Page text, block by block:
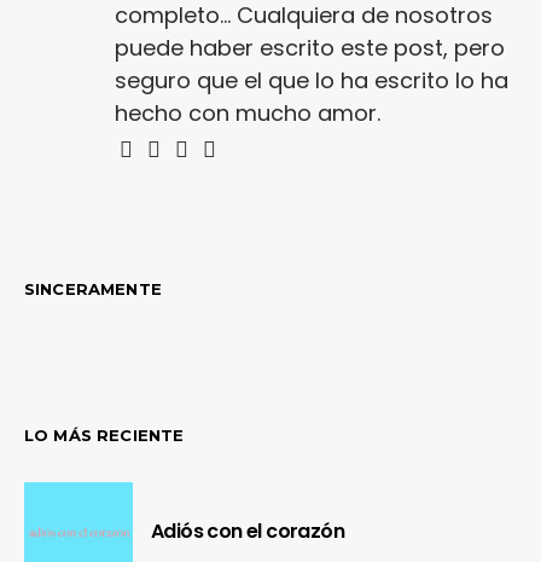
completo... Cualquiera de nosotros
puede haber escrito este post, pero
seguro que el que lo ha escrito lo ha
hecho con mucho amor.
SINCERAMENTE
LO MÁS RECIENTE
Adiós con el corazón